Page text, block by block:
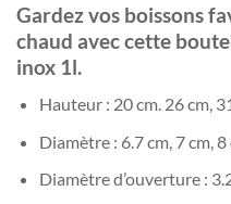
Gardez vos boissons
chaud avec cette
inox 1l.
Hauteur : 20 cm. 26 cm,
Diamètre : 6.7 cm, 7 cm, 8
Diamètre d’ouverture :